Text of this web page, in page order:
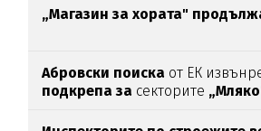
антидотътнаупойката
„Магазин за хората"
Абровски поиска от ЕК
подкрепа за секторите